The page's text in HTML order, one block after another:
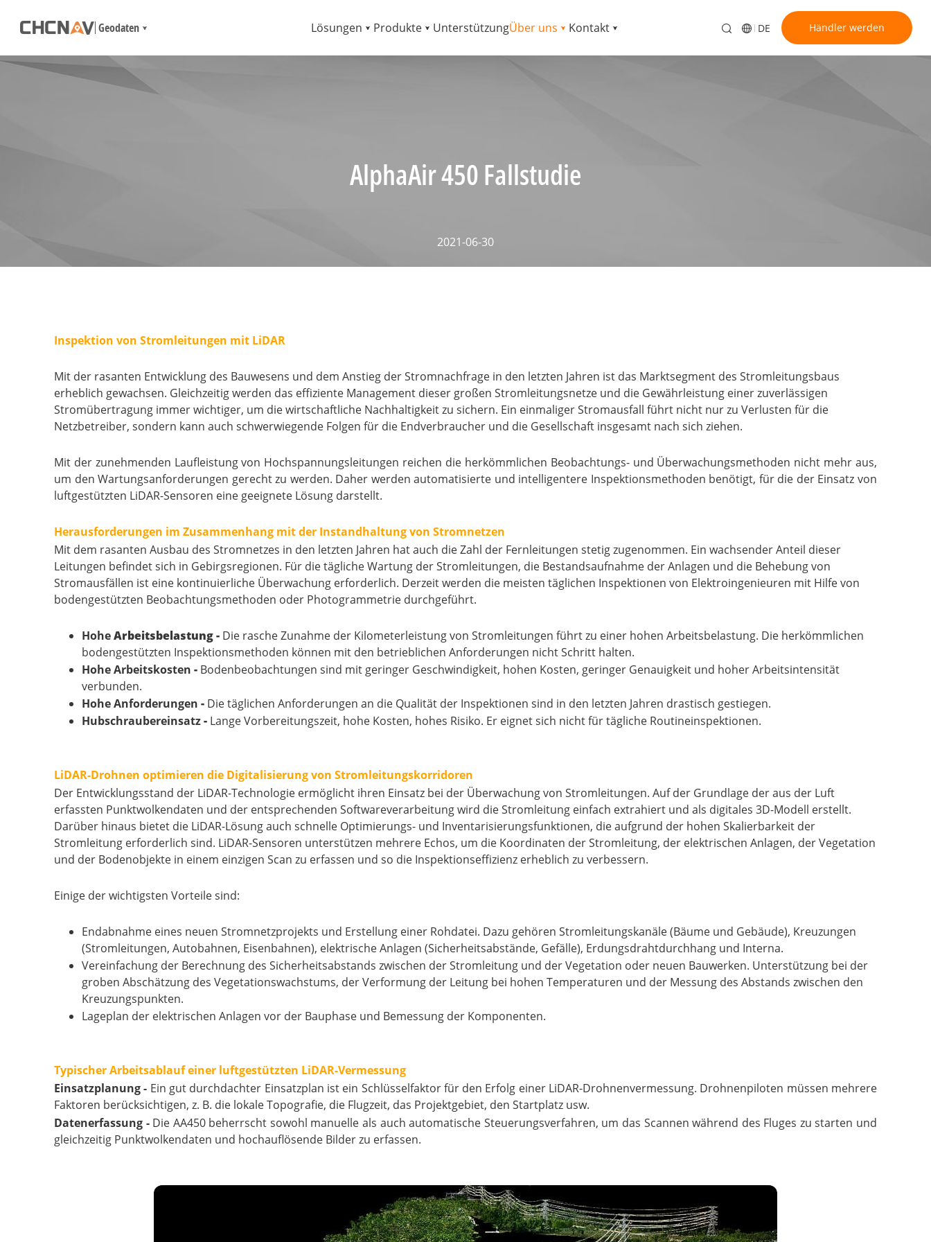
Geodaten Lösungen Produkte UnterstützungÜber uns Kontakt DE Händler werden
AlphaAir 450 Fallstudie
2021-06-30
Inspektion von Stromleitungen mit LiDAR
Mit der rasanten Entwicklung des Bauwesens und dem Anstieg der Stromnachfrage in den letzten Jahren ist das Marktsegment des Stromleitungsbaus
erheblich gewachsen. Gleichzeitig werden das effiziente Management dieser großen Stromleitungsnetze und die Gewährleistung einer zuverlässigen
Stromübertragung immer wichtiger, um die wirtschaftliche Nachhaltigkeit zu sichern. Ein einmaliger Stromausfall führt nicht nur zu Verlusten für die
Netzbetreiber, sondern kann auch schwerwiegende Folgen für die Endverbraucher und die Gesellschaft insgesamt nach sich ziehen.
Mit der zunehmenden Laufleistung von Hochspannungsleitungen reichen die herkömmlichen Beobachtungs- und Überwachungsmethoden nicht mehr aus,
um den Wartungsanforderungen gerecht zu werden. Daher werden automatisierte und intelligentere Inspektionsmethoden benötigt, für die der Einsatz von
luftgestützten LiDAR-Sensoren eine geeignete Lösung darstellt.
Herausforderungen im Zusammenhang mit der Instandhaltung von Stromnetzen
Mit dem rasanten Ausbau des Stromnetzes in den letzten Jahren hat auch die Zahl der Fernleitungen stetig zugenommen. Ein wachsender Anteil dieser
Leitungen befindet sich in Gebirgsregionen. Für die tägliche Wartung der Stromleitungen, die Bestandsaufnahme der Anlagen und die Behebung von
Stromausfällen ist eine kontinuierliche Überwachung erforderlich. Derzeit werden die meisten täglichen Inspektionen von Elektroingenieuren mit Hilfe von
bodengestützten Beobachtungsmethoden oder Photogrammetrie durchgeführt.
HoheArbeitsbelastung - Die rasche Zunahme der Kilometerleistung von Stromleitungen führt zu einer hohen Arbeitsbelastung. Die herkömmlichen
bodengestützten Inspektionsmethoden können mit den betrieblichen Anforderungen nicht Schritt halten.
Hohe Arbeitskosten - Bodenbeobachtungen sind mit geringer Geschwindigkeit, hohen Kosten, geringer Genauigkeit und hoher Arbeitsintensität
verbunden.
Hohe Anforderungen - Die täglichen Anforderungen an die Qualität der Inspektionen sind in den letzten Jahren drastisch gestiegen.
Hubschraubereinsatz- Lange Vorbereitungszeit, hohe Kosten, hohes Risiko. Er eignet sich nicht für tägliche Routineinspektionen.
LiDAR-Drohnen optimieren die Digitalisierung von Stromleitungskorridoren
Der Entwicklungsstand der LiDAR-Technologie ermöglicht ihren Einsatz bei der Überwachung von Stromleitungen. Auf der Grundlage der aus der Luft
erfassten Punktwolkendaten und der entsprechenden Softwareverarbeitung wird die Stromleitung einfach extrahiert und als digitales 3D-Modell erstellt.
Darüber hinaus bietet die LiDAR-Lösung auch schnelle Optimierungs- und Inventarisierungsfunktionen, die aufgrund der hohen Skalierbarkeit der
Stromleitung erforderlich sind. LiDAR-Sensoren unterstützen mehrere Echos, um die Koordinaten der Stromleitung, der elektrischen Anlagen, der Vegetation
und der Bodenobjekte in einem einzigen Scan zu erfassen und so die Inspektionseffizienz erheblich zu verbessern.
Einige der wichtigsten Vorteile sind:
Endabnahme eines neuen Stromnetzprojekts und Erstellung einer Rohdatei. Dazu gehören Stromleitungskanäle (Bäume und Gebäude), Kreuzungen
(Stromleitungen, Autobahnen, Eisenbahnen), elektrische Anlagen (Sicherheitsabstände, Gefälle), Erdungsdrahtdurchhang und Interna.
Vereinfachung der Berechnung des Sicherheitsabstands zwischen der Stromleitung und der Vegetation oder neuen Bauwerken. Unterstützung bei der
groben Abschätzung des Vegetationswachstums, der Verformung der Leitung bei hohen Temperaturen und der Messung des Abstands zwischen den
Kreuzungspunkten.
Lageplan der elektrischen Anlagen vor der Bauphase und Bemessung der Komponenten.
Typischer Arbeitsablauf einer luftgestützten LiDAR-Vermessung
Einsatzplanung - Ein gut durchdachter Einsatzplan ist ein Schlüsselfaktor für den Erfolg einer LiDAR-Drohnenvermessung. Drohnenpiloten müssen mehrere
Faktoren berücksichtigen, z. B. die lokale Topografie, die Flugzeit, das Projektgebiet, den Startplatz usw.
Datenerfassung - Die AA450 beherrscht sowohl manuelle als auch automatische Steuerungsverfahren, um das Scannen während des Fluges zu starten und
gleichzeitig Punktwolkendaten und hochauflösende Bilder zu erfassen.